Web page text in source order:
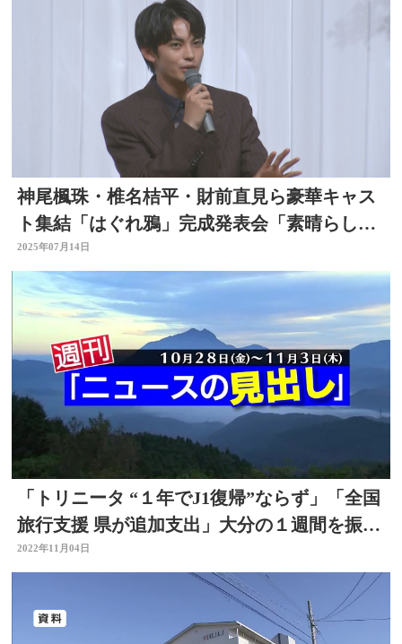
神尾楓珠・椎名桔平・財前直見ら豪華キャス
ト集結「はぐれ鴉」完成発表会「素晴らしい
作品になった」大分
2025年07月14日
「トリニータ “１年でJ1復帰”ならず」「全国
旅行支援 県が追加支出」大分の１週間を振り
返る
2022年11月04日